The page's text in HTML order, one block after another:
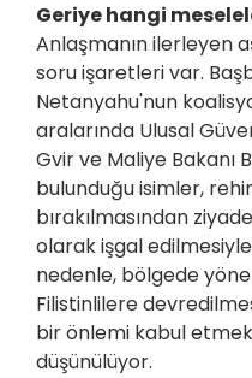
Geriye hangi
Anlaşmanın ilerleyen
soru işaretleri var.
Netanyahu'nun
aralarında Ulusal
Gvir ve Maliye Bakanı
bulunduğu isimler,
bırakılmasından
olarak işgal
nedenle, bölgede
Filistinlilere
bir önlemi kabul
düşünülüyor.